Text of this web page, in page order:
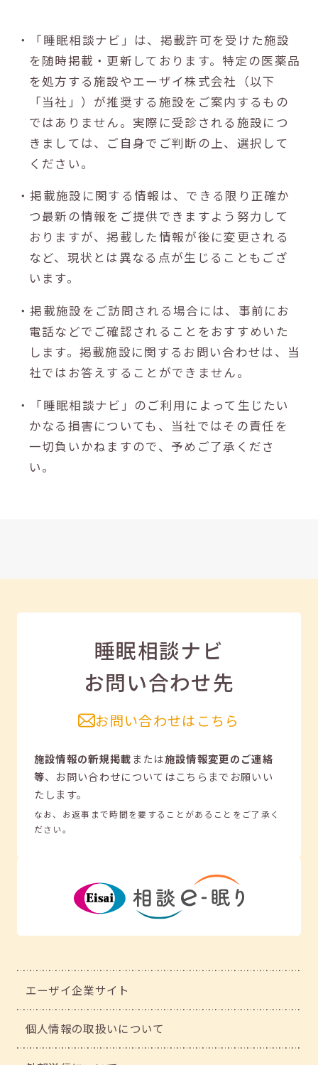
・「睡眠相談ナビ」は、掲載許可を受けた施設
を随時掲載・更新しております。特定の医薬品
を処方する施設やエーザイ株式会社（以下
「当社」）が推奨する施設をご案内するもの
ではありません。実際に受診される施設につ
きましては、ご自身でご判断の上、選択して
ください。
・掲載施設に関する情報は、できる限り正確か
つ最新の情報をご提供できますよう努力して
おりますが、掲載した情報が後に変更される
など、現状とは異なる点が生じることもござ
います。
・掲載施設をご訪問される場合には、事前にお
電話などでご確認されることをおすすめいた
します。掲載施設に関するお問い合わせは、当
社ではお答えすることができません。
・「睡眠相談ナビ」のご利用によって生じたい
かなる損害についても、当社ではその責任を
一切負いかねますので、予めご了承くださ
い。
睡眠相談ナビ
お問い合わせ先
お問い合わせはこちら
施設情報の新規掲載または施設情報変更のご連絡
等、 お問い合わせについてはこちらまでお願いい
たします。
なお、お返事まで時間を要することがあることをご了承く
ださい。
エーザイ企業サイト
個人情報の取扱いについて